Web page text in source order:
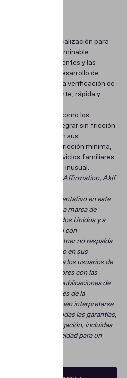
y localización para
es un proceso interminable.
de los clientes y las
así como con el desarrollo de
Debido a ello, la verificación de
vez más conveniente, rápida y
las empresas como los
pueden integrar sin fricción
de Regula en sus
nuevas con una fricción mínima,
disfrutando los servicios familiares
por una interfaz inusual.
Proofing and Affirmation, Akif
proveedor representativo en este
registrada y una marca de
afiliadas en Estados Unidos y a
en este documento con
reservados. Gartner no respalda
o servicio mostrado en sus
y no recomienda a los usuarios de
a los proveedores con las
designación. Las publicaciones de
en las opiniones de la
de Gartner y no deben interpretarse
Gartner rechaza todas las garantías,
a esta investigación, incluidas
o idoneidad para un